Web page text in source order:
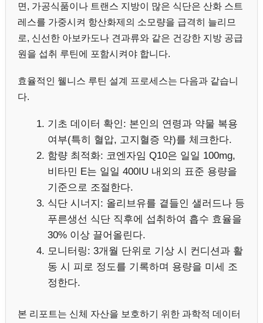
면, 가공식품이나 트랜스 지방이 많은 식단은 산화 스트
레스를 가중시켜 항산화제의 소모량을 급격히 늘리므
로, 신선한 아보카도나 견과류와 같은 건강한 지방 공급
원을 섭취 루틴에 포함시켜야 합니다.
효율적인 웰니스 루틴 설계 프로세스는 다음과 같습니
다.
기초 데이터 확인: 본인의 연령과 약물 복용
여부(특히 혈압, 고지혈증 약)를 체크한다.
함량 최적화: 코엔자임 Q10은 일일 100mg,
비타민 E는 일일 400IU 내외의 표준 용량을
기준으로 조절한다.
식단 시너지: 올리브유를 곁들인 샐러드나 등
푸른생선 식단 직후에 섭취하여 흡수 효율을
30% 이상 끌어올린다.
모니터링: 3개월 단위로 기상 시 컨디션과 활
동 시 피로 정도를 기록하며 용량을 미세 조
정한다.
본 리포트는 신체 자산을 보호하기 위한 과학적 데이터